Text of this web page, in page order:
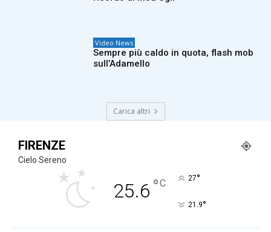
Video News
Sempre più caldo in quota, flash mob
sull’Adamello
Carica altri
FIRENZE
Cielo Sereno
25.6 °C 27°
21.9°